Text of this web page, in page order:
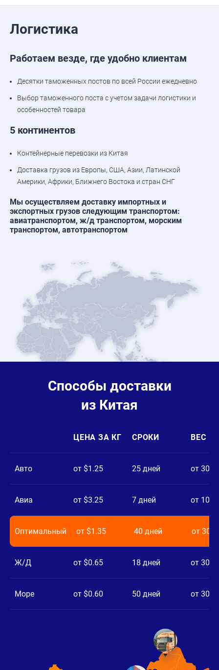
Логистика
Работаем везде, где удобно клиентам
Десятки таможенных постов по всей России ежедневно
Выбор таможенного поста с учетом задачи логистики и
особенностей товара
5 континентов
Контейнерные перевозки из Китая
Доставка грузов из Европы, США, Азии, Латинской
Америки, Африки, Ближнего Востока и стран СНГ
Мы осуществляем доставку импортных и
экспортных грузов следующим транспортом:
авиатранспортом, ж/д транспортом, морским
транспортом, автотранспортом
Способы доставки
из Китая
ЦЕНА ЗА КГ СРОКИ ВЕС
Авто от $1.25 25 дней от 300
Авиа от $3.25 7 дней от 10 кг
Оптимальный от $1.35 40 дней от 300
Ж/Д от $0.65 18 дней от 300
Море от $0.60 50 дней от 300